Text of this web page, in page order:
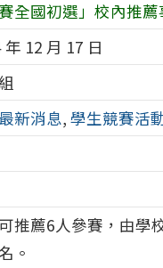
全國初選」校內推薦
年 12 月 17 日
新消息, 學生競賽活
推薦6人參賽，由學
。